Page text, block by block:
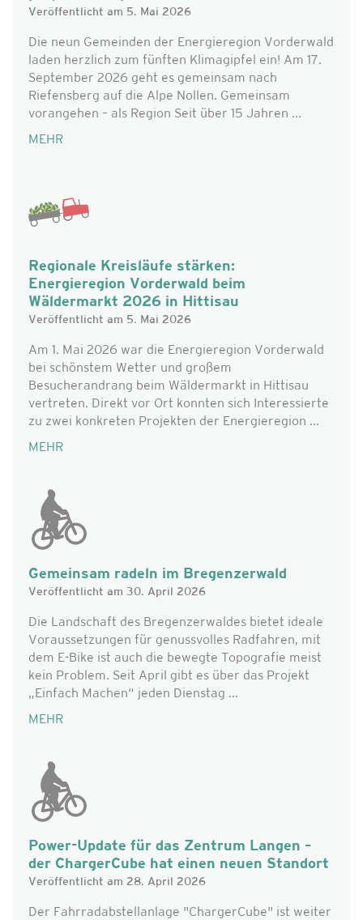
Veröffentlicht am 5. Mai 2026
Die neun Gemeinden der Energieregion Vorderwald
laden herzlich zum fünften Klimagipfel ein! Am 17.
September 2026 geht es gemeinsam nach
Riefensberg auf die Alpe Nollen. Gemeinsam
vorangehen – als Region Seit über 15 Jahren ...
MEHR
Regionale Kreisläufe stärken:
Energieregion Vorderwald beim
Wäldermarkt 2026 in Hittisau
Veröffentlicht am 5. Mai 2026
Am 1. Mai 2026 war die Energieregion Vorderwald
bei schönstem Wetter und großem
Besucherandrang beim Wäldermarkt in Hittisau
vertreten. Direkt vor Ort konnten sich Interessierte
zu zwei konkreten Projekten der Energieregion ...
MEHR
Gemeinsam radeln im Bregenzerwald
Veröffentlicht am 30. April 2026
Die Landschaft des Bregenzerwaldes bietet ideale
Voraussetzungen für genussvolles Radfahren, mit
dem E-Bike ist auch die bewegte Topografie meist
kein Problem. Seit April gibt es über das Projekt
„Einfach Machen“ jeden Dienstag ...
MEHR
Power-Update für das Zentrum Langen –
der ChargerCube hat einen neuen Standort
Veröffentlicht am 28. April 2026
Der Fahrradabstellanlage "ChargerCube" ist weiter